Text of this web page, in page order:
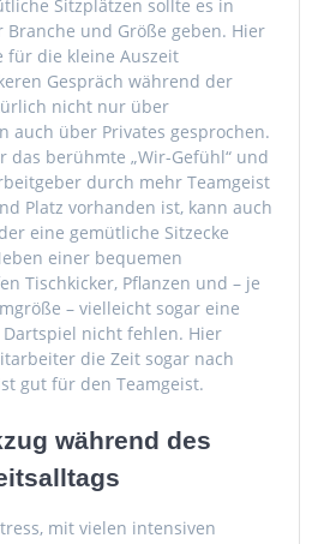
Sitzplätzen sollte es in
und Größe geben. Hier
für die kleine Auszeit
Gespräch während der
nicht nur über
auch über Privates gesprochen.
das berühmte „Wir-Gefühl“ und
durch mehr Teamgeist
Platz vorhanden ist, kann auch
eine gemütliche Sitzecke
einer bequemen
Tischkicker, Pflanzen und – je
– vielleicht sogar eine
nicht fehlen. Hier
die Zeit sogar nach
gut für den Teamgeist.
während des
mit vielen intensiven